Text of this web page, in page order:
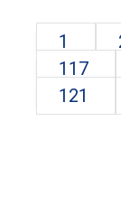
1
117
121